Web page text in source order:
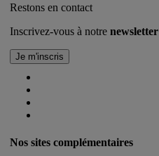
Restons en contact
Inscrivez-vous à notre newsletter
Nos sites complémentaires